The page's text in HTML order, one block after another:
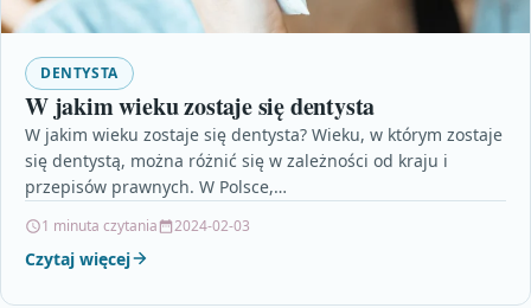
DENTYSTA
W jakim wieku zostaje się dentysta
W jakim wieku zostaje się dentysta? Wieku, w którym zostaje
się dentystą, można różnić się w zależności od kraju i
przepisów prawnych. W Polsce,…
1 minuta czytania 2024-02-03
Czytaj więcej